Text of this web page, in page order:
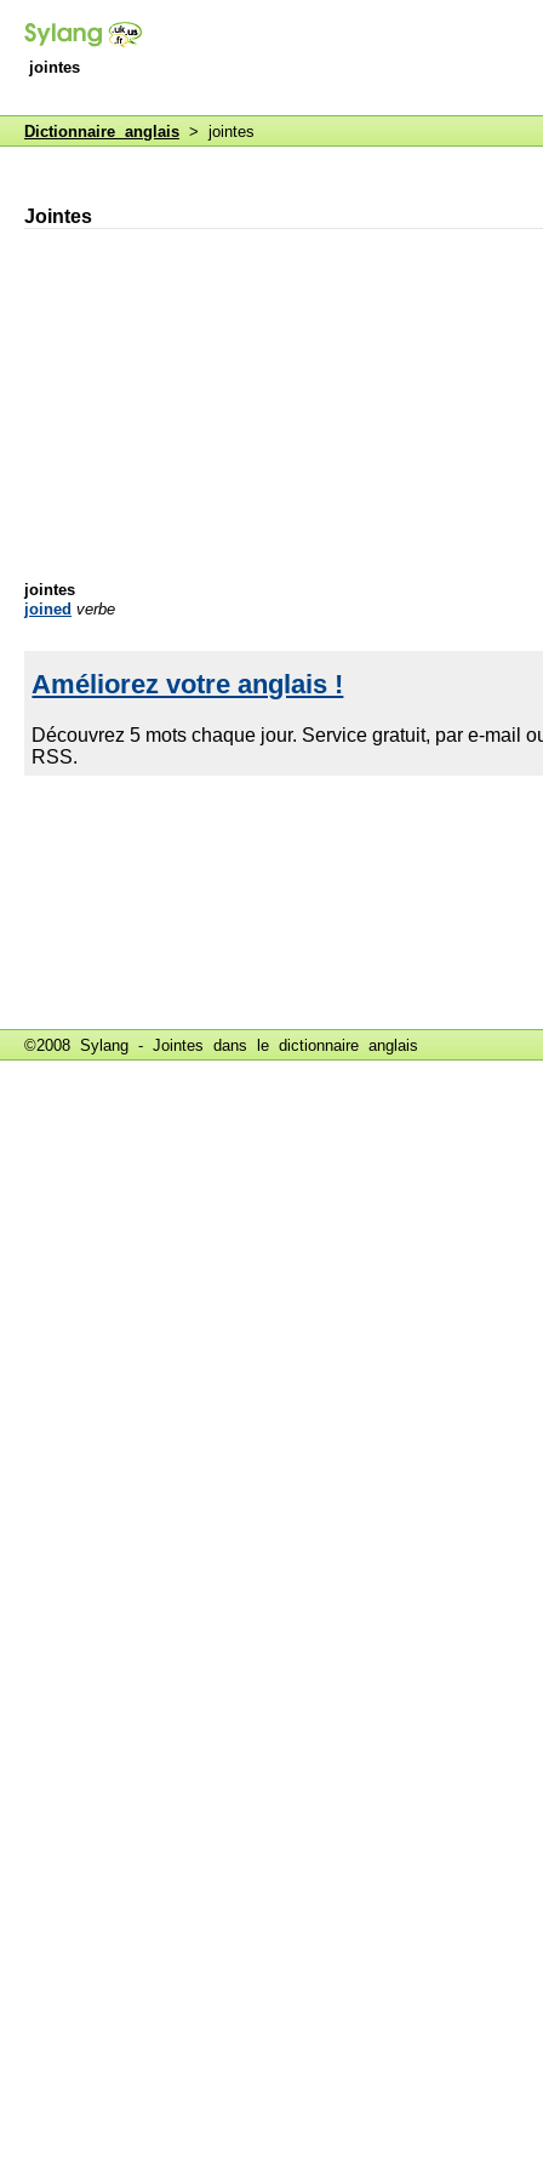
jointes
Dictionnaire anglais > jointes
Jointes
jointes
joined verbe
©2008 Sylang - Jointes dans le dictionnaire anglais